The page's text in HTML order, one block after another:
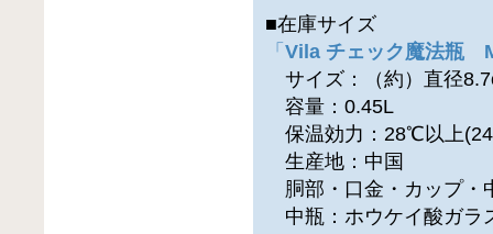
■在庫サイズ
「Vila チェック魔法瓶
サイズ：（約）直径
容量：0.45L
保温効力：28℃以上
生産地：中国
胴部・口金・カップ・
中瓶：ホウケイ酸ガラ